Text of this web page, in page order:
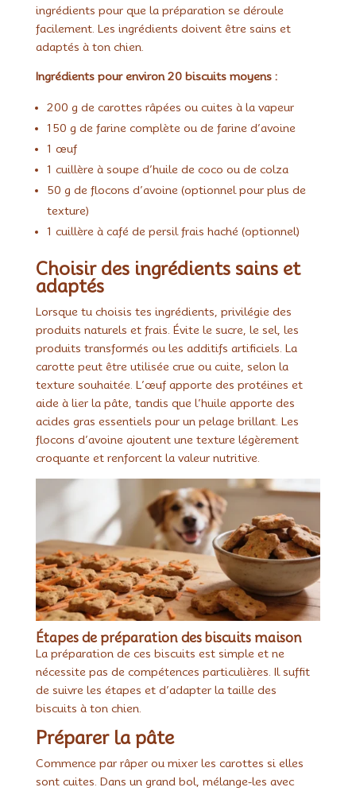
ingrédients pour que la préparation se déroule
facilement. Les ingrédients doivent être sains et
adaptés à ton chien.
Ingrédients pour environ 20 biscuits moyens :
200 g de carottes râpées ou cuites à la vapeur
150 g de farine complète ou de farine d’avoine
1 œuf
1 cuillère à soupe d’huile de coco ou de colza
50 g de flocons d’avoine (optionnel pour plus de
texture)
1 cuillère à café de persil frais haché (optionnel)
Choisir des ingrédients sains et
adaptés
Lorsque tu choisis tes ingrédients, privilégie des
produits naturels et frais. Évite le sucre, le sel, les
produits transformés ou les additifs artificiels. La
carotte peut être utilisée crue ou cuite, selon la
texture souhaitée. L’œuf apporte des protéines et
aide à lier la pâte, tandis que l’huile apporte des
acides gras essentiels pour un pelage brillant. Les
flocons d’avoine ajoutent une texture légèrement
croquante et renforcent la valeur nutritive.
Étapes de préparation des biscuits maison
La préparation de ces biscuits est simple et ne
nécessite pas de compétences particulières. Il suffit
de suivre les étapes et d’adapter la taille des
biscuits à ton chien.
Préparer la pâte
Commence par râper ou mixer les carottes si elles
sont cuites. Dans un grand bol, mélange-les avec